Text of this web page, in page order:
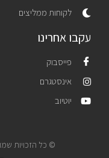
לקוחות ממליצים
עקבו אחרינו
פייסבוק
אינסטגרם
יוטיוב
© כל הזכויות